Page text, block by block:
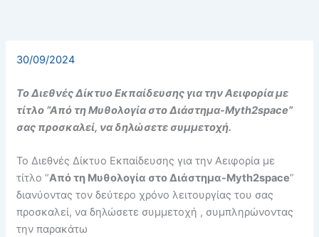
30/09/2024
Το Διεθνές Δίκτυο Εκπαίδευσης για την Αειφορία με
τίτλο “Από τη Μυθολογία στο Διάστημα-Myth2space”
σας προσκαλεί, να δηλώσετε συμμετοχή.
Το Διεθνές Δίκτυο Εκπαίδευσης για την Αειφορία με
τίτλο “Από τη Μυθολογία στο Διάστημα-Myth2space”
διανύοντας τον δεύτερο χρόνο λειτουργίας του σας
προσκαλεί, να δηλώσετε συμμετοχή , συμπληρώνοντας
την παρακάτω